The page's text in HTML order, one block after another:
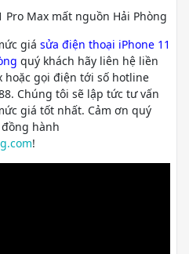
giá sửa điện thoại iPhone 11
quý khách hãy liên hệ liền
hoặc gọi điện tới số hotline
Chúng tôi sẽ lập tức tư vấn
giá tốt nhất. Cảm ơn quý
hành
!